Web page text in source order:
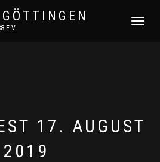
E.V.
17. AUGUST
2019